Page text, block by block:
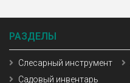
РАЗДЕЛЫ
Слесарный инструмент
Садовый инвентарь